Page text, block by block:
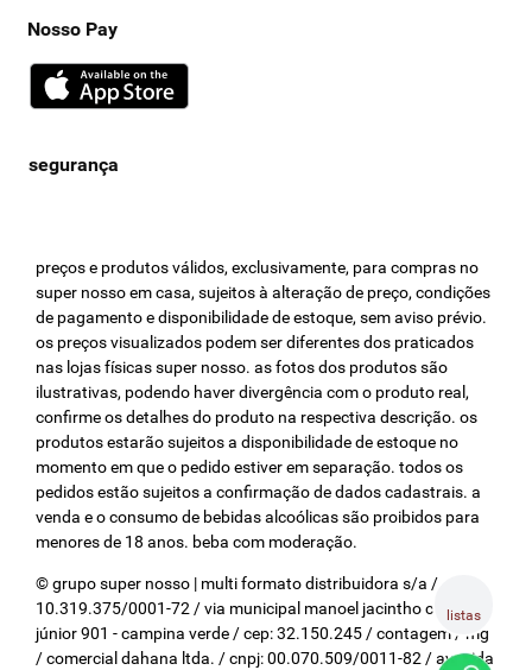
listas
Nosso Pay
preços e produtos válidos, exclusivamente, para compras no
super nosso em casa, sujeitos à alteração de preço, condições
de pagamento e disponibilidade de estoque, sem aviso prévio.
os preços visualizados podem ser diferentes dos praticados
nas lojas físicas super nosso. as fotos dos produtos são
ilustrativas, podendo haver divergência com o produto real,
confirme os detalhes do produto na respectiva descrição. os
produtos estarão sujeitos a disponibilidade de estoque no
momento em que o pedido estiver em separação. todos os
pedidos estão sujeitos a confirmação de dados cadastrais. a
venda e o consumo de bebidas alcoólicas são proibidos para
menores de 18 anos. beba com moderação.
© grupo super nosso | multi formato distribuidora s/a / cnpj:
10.319.375/0001-72 / via municipal manoel jacintho coelho
júnior 901 - campina verde / cep: 32.150.245 / contagem / mg
/ comercial dahana ltda. / cnpj: 00.070.509/0011-82 / avenida